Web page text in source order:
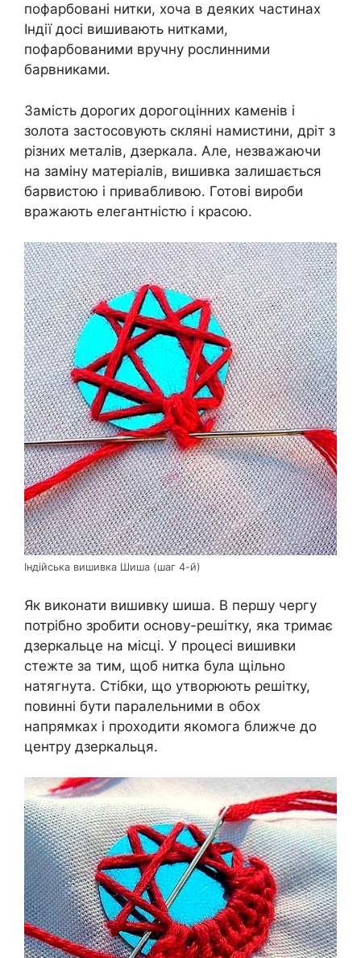
пофарбовані нитки, хоча в деяких частинах
Індії досі вишивають нитками,
пофарбованими вручну рослинними
барвниками.
Замість дорогих дорогоцінних каменів і
золота застосовують скляні намистини, дріт з
різних металів, дзеркала. Але, незважаючи
на заміну матеріалів, вишивка залишається
барвистою і привабливою. Готові вироби
вражають елегантністю і красою.
Індійська вишивка Шиша (шаг 4-й)
Як виконати вишивку шиша. В першу чергу
потрібно зробити основу-решітку, яка тримає
дзеркальце на місці. У процесі вишивки
стежте за тим, щоб нитка була щільно
натягнута. Стібки, що утворюють решітку,
повинні бути паралельними в обох
напрямках і проходити якомога ближче до
центру дзеркальця.